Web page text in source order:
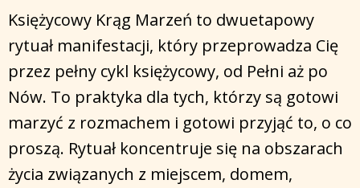
Księżycowy Krąg Marzeń to dwuetapowy
rytuał manifestacji, który przeprowadza Cię
przez pełny cykl księżycowy, od Pełni aż po
Nów. To praktyka dla tych, którzy są gotowi
marzyć z rozmachem i gotowi przyjąć to, o co
proszą. Rytuał koncentruje się na obszarach
życia związanych z miejscem, domem,